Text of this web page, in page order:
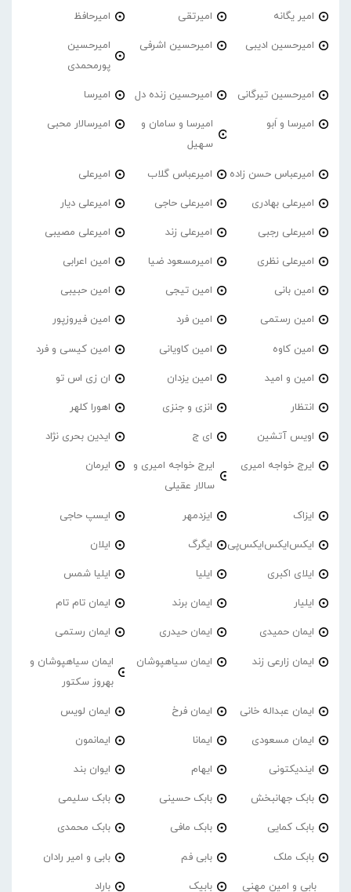
امیر یگانه امیرتقی امیرحافظ
امیرحسین ادیبی امیرحسین اشرفی
امیرحسین
پورمحمدی
امیرحسین تیرگانی امیرحسین زنده دل امیرسا
امیرسا و اَبو
امیرسا و سامان و
سهیل
امیرسالار محبی
امیرعباس حسن زاده امیرعباس گلاب امیرعلی
امیرعلی بهادری امیرعلی حاجی امیرعلی دیار
امیرعلی رجبی امیرعلی زند امیرعلی مصیبی
امیرعلی نظری امیرمسعود ضیا امین اعرابی
امین بانی امین تیجی امین حبیبی
امین رستمی امین فرد امین فیروزپور
امین کاوه امین کاویانی امین کیسی و فرد
امین و امید امین یزدان ان زی اس تو
انتظار انزی و جنزی اهورا کلهر
اویس آتشین ای ج ایدین بحری نژاد
ایرج خواجه امیری
ایرج خواجه امیری و
سالار عقیلی
ایرمان
ایزاک ایزدمهر ایسپ حاجی
ایکس‌ایکس‌ایکس‌پی ایگرگ ایلان
ایلای اکبری ایلیا ایلیا شمس
ایلیار ایمان برند ایمان تام تام
ایمان حمیدی ایمان حیدری ایمان رستمی
ایمان زارعی زند ایمان سیاهپوشان
ایمان سیاهپوشان و
بهروز سکتور
ایمان عبداله خانی ایمان فرخ ایمان لویس
ایمان مسعودی ایمانا ایمانمون
ایندیکتونی ایهام ایوان بند
بابک جهانبخش بابک حسینی بابک سلیمی
بابک کمایی بابک مافی بابک محمدی
بابک ملک بابی فم بابی و امیر رادان
بابی و امین مهنی بابیک باراد